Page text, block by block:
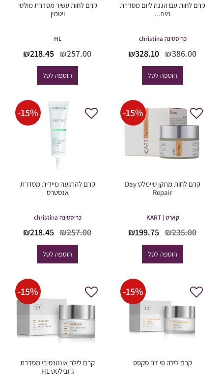
קרם לחות עם הגנה ליום מסדרת
מיוז...
כריסטינה christina
₪386.00
המחיר
היה:
₪386.00.
₪328.10
הוספה לסל
קרם לחות עשיר מסדרת מולטי
ויטמין
HL
₪257.00
המחיר
היה:
₪257.00.
₪218.45
הוספה לסל
-15%
קרם לחות מתקן טיימלס Day
Repair
קארט | KART
₪235.00
המחיר
היה:
₪235.00.
₪199.75
הוספה לסל
-15%
קרם להרגעה מיידית מסדרת
אנסטרס
כריסטינה christina
₪257.00
המחיר
היה:
₪257.00.
₪218.45
הוספה לסל
-15%
קרם לילה סי דה סקסס
-15%
קרם לילה אינטנסיבי מסדרת
ג'ובילסט HL